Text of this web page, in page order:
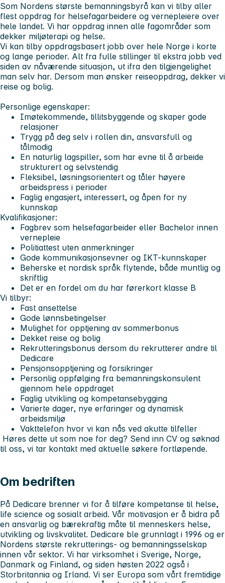
Som Nordens største bemanningsbyrå kan vi tilby aller
flest oppdrag for helsefagarbeidere og vernepleiere over
hele landet. Vi har oppdrag innen alle fagområder som
dekker miljøterapi og helse.
Vi kan tilby oppdragsbasert jobb over hele Norge i korte
og lange perioder. Alt fra fulle stillinger til ekstra jobb ved
siden av nåværende situasjon, ut ifra den tilgjengelighet
man selv har. Dersom man ønsker reiseoppdrag, dekker vi
reise og bolig.
Personlige egenskaper:
Imøtekommende, tillitsbyggende og skaper gode
relasjoner
Trygg på deg selv i rollen din, ansvarsfull og
tålmodig
En naturlig lagspiller, som har evne til å arbeide
strukturert og selvstendig
Fleksibel, løsningsorientert og tåler høyere
arbeidspress i perioder
Faglig engasjert, interessert, og åpen for ny
kunnskap
Kvalifikasjoner:
Fagbrev som helsefagarbeider eller Bachelor innen
vernepleie
Politiattest uten anmerkninger
Gode kommunikasjonsevner og IKT-kunnskaper
Beherske et nordisk språk flytende, både muntlig og
skriftlig
Det er en fordel om du har førerkort klasse B
Vi tilbyr:
Fast ansettelse
Gode lønnsbetingelser
Mulighet for opptjening av sommerbonus
Dekket reise og bolig
Rekrutteringsbonus dersom du rekrutterer andre til
Dedicare
Pensjonsopptjening og forsikringer
Personlig oppfølging fra bemanningskonsulent
gjennom hele oppdraget
Faglig utvikling og kompetansebygging
Varierte dager, nye erfaringer og dynamisk
arbeidsmiljø
Vakttelefon hvor vi kan nås ved akutte tilfeller
Høres dette ut som noe for deg? Send inn CV og søknad
til oss, vi tar kontakt med aktuelle søkere fortløpende.
Om bedriften
På Dedicare brenner vi for å tilføre kompetanse til helse,
life science og sosialt arbeid. Vår motivasjon er å bidra på
en ansvarlig og bærekraftig måte til menneskers helse,
utvikling og livskvalitet. Dedicare ble grunnlagt i 1996 og er
Nordens største rekrutterings- og bemanningsselskap
innen vår sektor. Vi har virksomhet i Sverige, Norge,
Danmark og Finland, og siden høsten 2022 også i
Storbritannia og Irland. Vi ser Europa som vårt fremtidige